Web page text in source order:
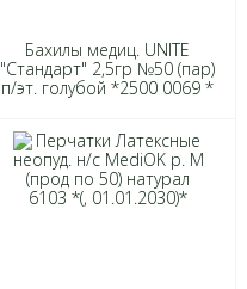
Бахилы медиц. UNITE
"Стандарт" 2,5гр №50 (пар)
п/эт. голубой *2500 0069 *